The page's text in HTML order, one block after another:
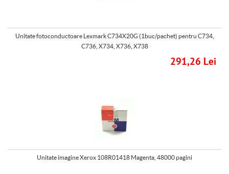
Unitate fotoconductoare Lexmark C734X20G (1buc/pachet) pentru C734,
C736, X734, X736, X738
291,26 Lei
Unitate imagine Xerox 108R01418 Magenta, 48000 pagini